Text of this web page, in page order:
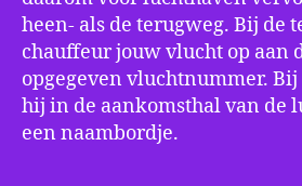
heen- als de terugweg. Bij de
chauffeur jouw vlucht op aan
opgegeven vluchtnummer.
hij in de aankomsthal van de
een naambordje.